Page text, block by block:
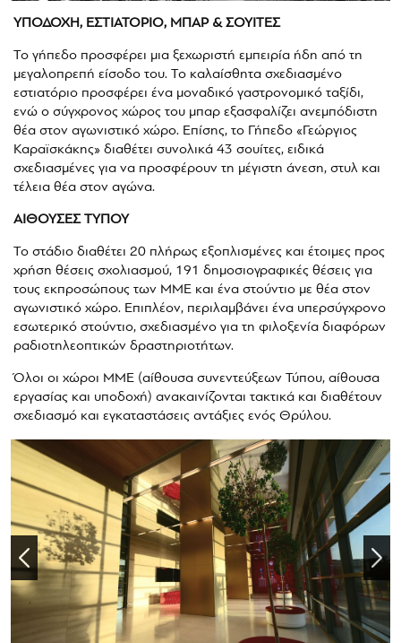
ΥΠΟΔΟΧΗ, ΕΣΤΙΑΤΟΡΙΟ, ΜΠΑΡ & ΣΟΥΙΤΕΣ
Το γήπεδο προσφέρει μια ξεχωριστή εμπειρία ήδη από τη
μεγαλοπρεπή είσοδο του. Το καλαίσθητα σχεδιασμένο
εστιατόριο προσφέρει ένα μοναδικό γαστρονομικό ταξίδι,
ενώ ο σύγχρονος χώρος του μπαρ εξασφαλίζει ανεμπόδιστη
θέα στον αγωνιστικό χώρο. Επίσης, το Γήπεδο «Γεώργιος
Καραϊσκάκης» διαθέτει συνολικά 43 σουίτες, ειδικά
σχεδιασμένες για να προσφέρουν τη μέγιστη άνεση, στυλ και
τέλεια θέα στον αγώνα.
ΑΙΘΟΥΣΕΣ ΤΥΠΟΥ
Το στάδιο διαθέτει 20 πλήρως εξοπλισμένες και έτοιμες προς
χρήση θέσεις σχολιασμού, 191 δημοσιογραφικές θέσεις για
τους εκπροσώπους των ΜΜΕ και ένα στούντιο με θέα στον
αγωνιστικό χώρο. Επιπλέον, περιλαμβάνει ένα υπερσύγχρονο
εσωτερικό στούντιο, σχεδιασμένο για τη φιλοξενία διαφόρων
ραδιοτηλεοπτικών δραστηριοτήτων.
Όλοι οι χώροι ΜΜΕ (αίθουσα συνεντεύξεων Τύπου, αίθουσα
εργασίας και υποδοχή) ανακαινίζονται τακτικά και διαθέτουν
σχεδιασμό και εγκαταστάσεις αντάξιες ενός Θρύλου.